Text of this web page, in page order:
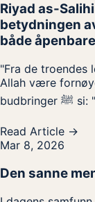
Riyad as-
betydningen
både
"Fra de troendes
Allah være
Read Article →
Mar 8, 2026
Den sanne